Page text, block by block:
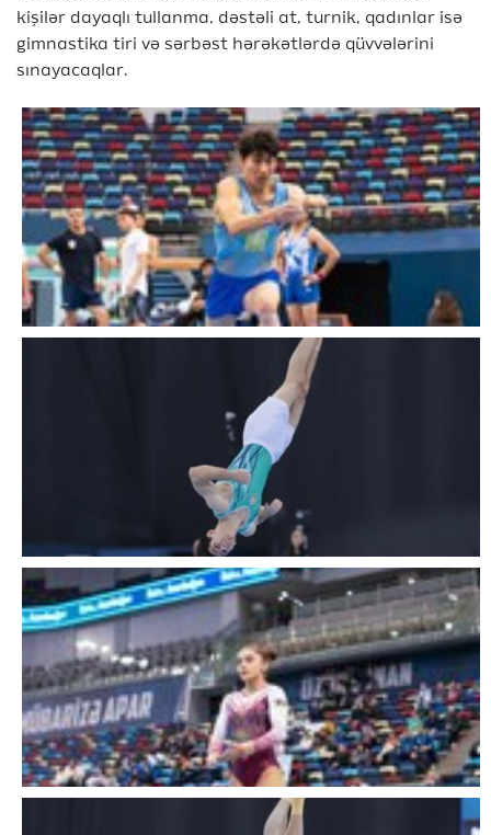
kişilər dayaqlı tullanma, dəstəli at, turnik, qadınlar isə
gimnastika tiri və sərbəst hərəkətlərdə qüvvələrini
sınayacaqlar.